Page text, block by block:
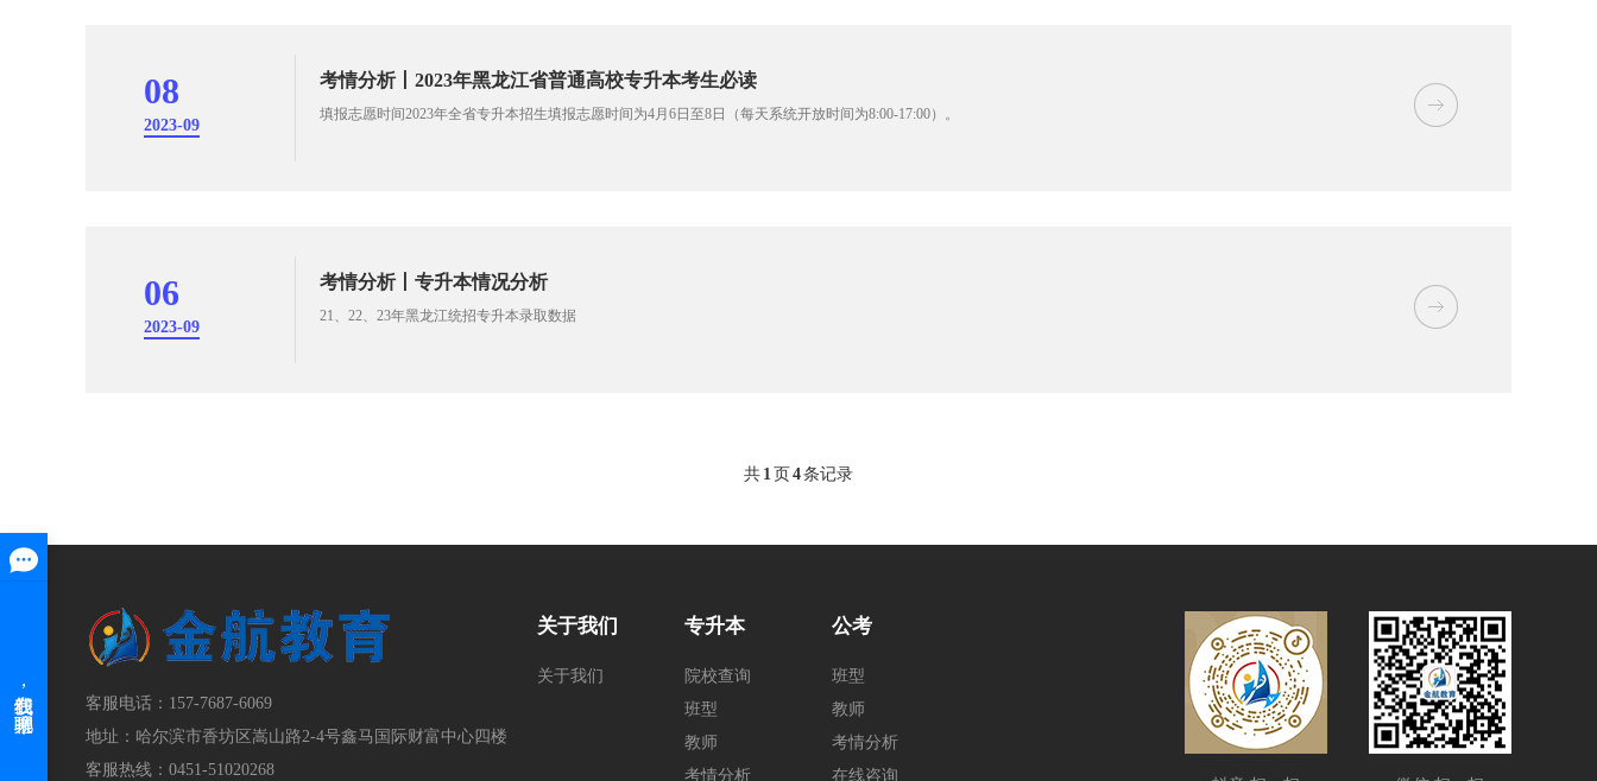
08
2023-09
考情分析丨2023年黑龙江省普通高校专升本考生必读
填报志愿时间2023年全省专升本招生填报志愿时间为4月6日至8日（每天系统开放时间为8:00-17:00）。
06
2023-09
考情分析丨专升本情况分析
21、22、23年黑龙江统招专升本录取数据
共 1页 4条记录
客服电话：157-7687-6069
地址：哈尔滨市香坊区嵩山路2-4号鑫马国际财富中心四楼
客服热线：0451-51020268
关于我们
关于我们
专升本
院校查询
班型
教师
考情分析
公考
班型
教师
考情分析
在线咨询